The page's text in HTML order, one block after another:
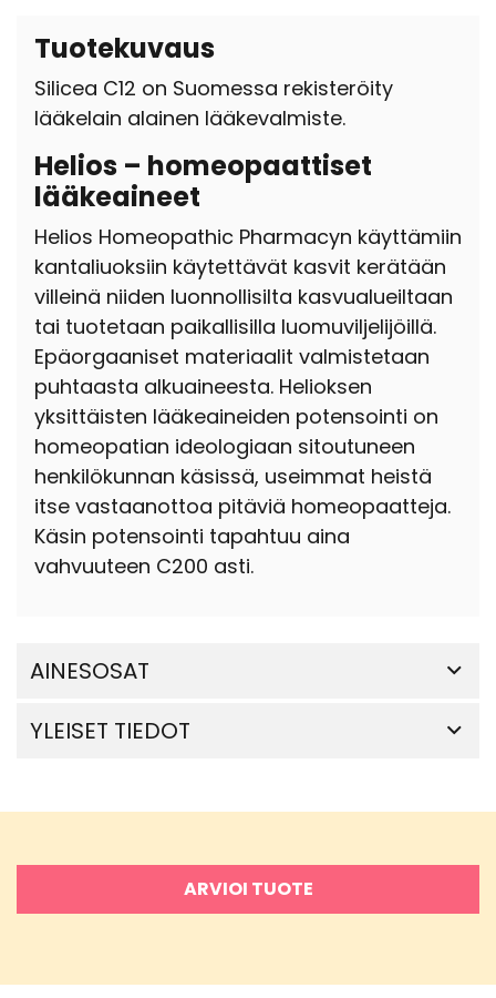
Tuotekuvaus
Silicea C12 on Suomessa rekisteröity
lääkelain alainen lääkevalmiste.
Helios – homeopaattiset
lääkeaineet
Helios Homeopathic Pharmacyn käyttämiin
kantaliuoksiin käytettävät kasvit kerätään
villeinä niiden luonnollisilta kasvualueiltaan
tai tuotetaan paikallisilla luomuviljelijöillä.
Epäorgaaniset materiaalit valmistetaan
puhtaasta alkuaineesta. Helioksen
yksittäisten lääkeaineiden potensointi on
homeopatian ideologiaan sitoutuneen
henkilökunnan käsissä, useimmat heistä
itse vastaanottoa pitäviä homeopaatteja.
Käsin potensointi tapahtuu aina
vahvuuteen C200 asti.
AINESOSAT
YLEISET TIEDOT
ARVIOI TUOTE